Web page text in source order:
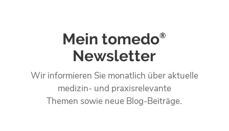
Mein tomedo®
Newsletter
Wir informieren Sie monatlich über aktuelle
medizin- und praxisrelevante
Themen sowie neue Blog-Beiträge.